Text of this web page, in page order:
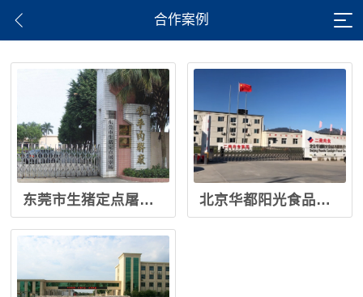
合作案例
东莞市生猪定点屠宰场 常平肉联厂 北京华都阳光食品有限责任公司